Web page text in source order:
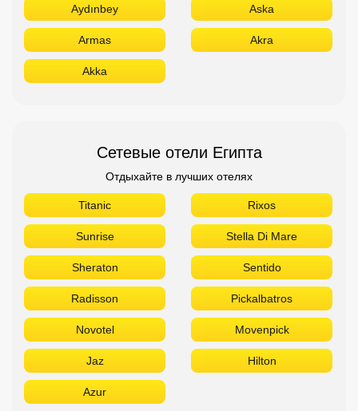
Aydınbey Aska
Armas Akra
Akka
Сетевые отели Египта
Отдыхайте в лучших отелях
Titanic Rixos
Sunrise Stella Di Mare
Sheraton Sentido
Radisson Pickalbatros
Novotel Movenpick
Jaz Hilton
Azur